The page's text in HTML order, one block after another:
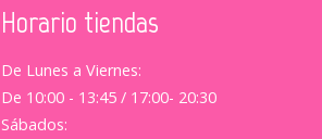
Horario tiendas
De Lunes a Viernes:
De 10:00 - 13:45 / 17:00- 20:30
Sábados: